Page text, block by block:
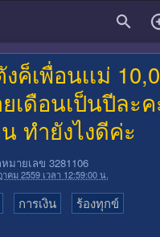
ค็เพื่อนเเม่
เดือนเป็นปีละ
ทำยังไงดีค่ะ
มายเลข 3281106
คม 2559 เวลา 12:59:00 น.
การเงิน ร้องทุกข์